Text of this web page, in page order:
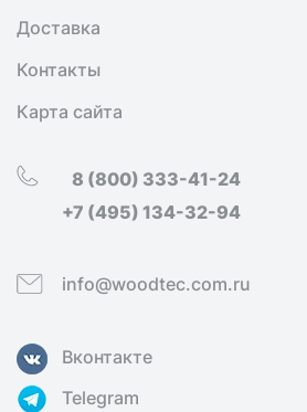
Доставка
Контакты
Карта сайта
8 (800) 333-41-24
+7 (495) 134-32-94
info@woodtec.com.ru
Вконтакте
Telegram